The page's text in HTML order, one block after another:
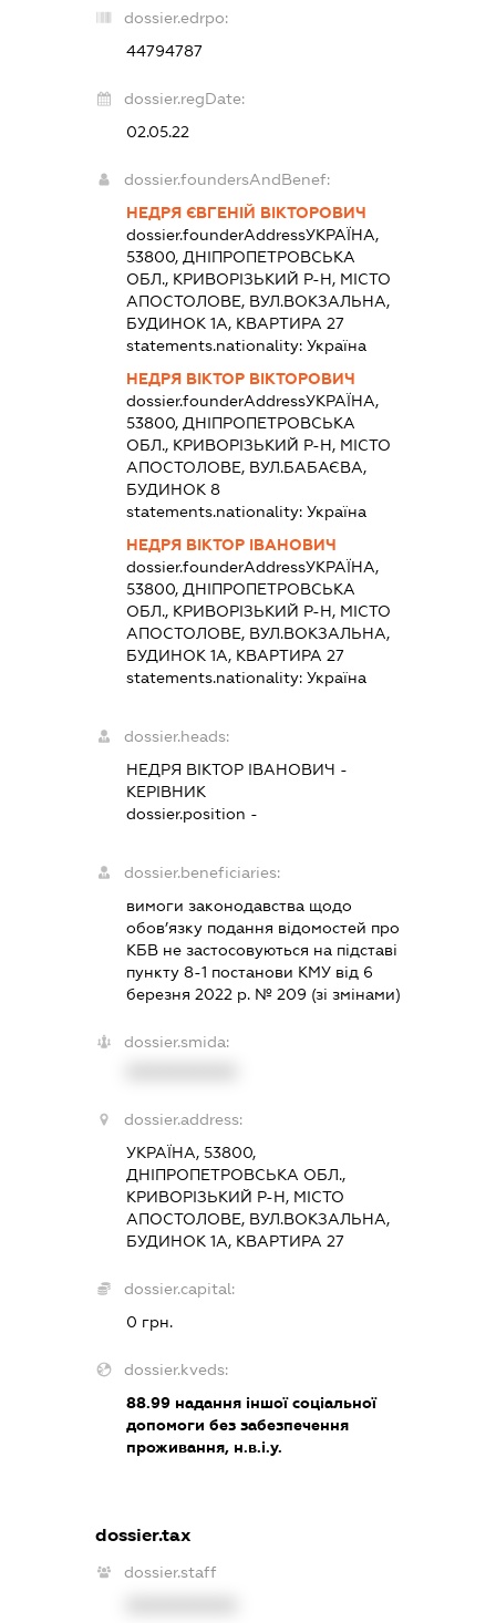
dossier.edrpo:
44794787
dossier.regDate:
02.05.22
dossier.foundersAndBenef:
НЕДРЯ ЄВГЕНІЙ ВІКТОРОВИЧ
dossier.founderAddressУКРАЇНА,
53800, ДНІПРОПЕТРОВСЬКА
ОБЛ., КРИВОРІЗЬКИЙ Р-Н, МІСТО
АПОСТОЛОВЕ, ВУЛ.ВОКЗАЛЬНА,
БУДИНОК 1А, КВАРТИРА 27
statements.nationality: Україна
НЕДРЯ ВІКТОР ВІКТОРОВИЧ
dossier.founderAddressУКРАЇНА,
53800, ДНІПРОПЕТРОВСЬКА
ОБЛ., КРИВОРІЗЬКИЙ Р-Н, МІСТО
АПОСТОЛОВЕ, ВУЛ.БАБАЄВА,
БУДИНОК 8
statements.nationality: Україна
НЕДРЯ ВІКТОР ІВАНОВИЧ
dossier.founderAddressУКРАЇНА,
53800, ДНІПРОПЕТРОВСЬКА
ОБЛ., КРИВОРІЗЬКИЙ Р-Н, МІСТО
АПОСТОЛОВЕ, ВУЛ.ВОКЗАЛЬНА,
БУДИНОК 1А, КВАРТИРА 27
statements.nationality: Україна
dossier.heads:
НЕДРЯ ВІКТОР ІВАНОВИЧ -
КЕРІВНИК
dossier.position -
dossier.beneficiaries:
вимоги законодавства щодо
обов’язку подання відомостей про
КБВ не застосовуються на підставі
пункту 8-1 постанови КМУ від 6
березня 2022 р. № 209 (зі змінами)
dossier.smida:
dossier.address:
УКРАЇНА, 53800,
ДНІПРОПЕТРОВСЬКА ОБЛ.,
КРИВОРІЗЬКИЙ Р-Н, МІСТО
АПОСТОЛОВЕ, ВУЛ.ВОКЗАЛЬНА,
БУДИНОК 1А, КВАРТИРА 27
dossier.capital:
0 грн.
dossier.kveds:
88.99надання іншої соціальної
допомоги без забезпечення
проживання, н.в.і.у.
dossier.tax
dossier.staff